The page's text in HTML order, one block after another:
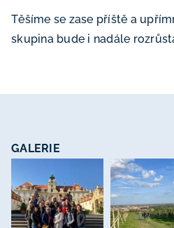
Těšíme se zase příště a
skupina bude i nadále
GALERIE